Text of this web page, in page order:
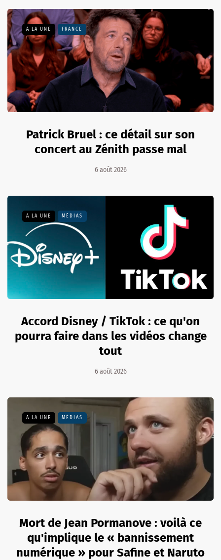
A LA UNE FRANCE
Patrick Bruel : ce détail sur son
concert au Zénith passe mal
6 août 2026
A LA UNE MÉDIAS
Accord Disney / TikTok : ce qu'on
pourra faire dans les vidéos change
tout
6 août 2026
A LA UNE MÉDIAS
Mort de Jean Pormanove : voilà ce
qu'implique le « bannissement
numérique » pour Safine et Naruto